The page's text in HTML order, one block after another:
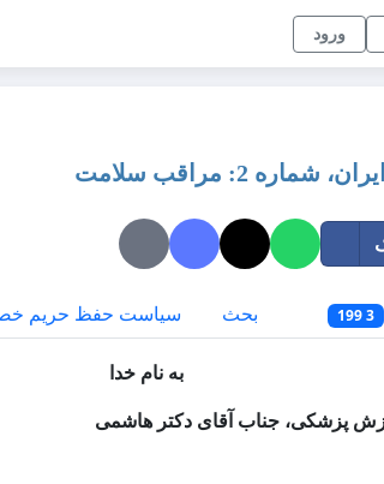
ورود
2: مراقب سلامت
3 199 بحث سیاست حفظ حریم
به نام خدا
پزشکی، جناب آقای دکتر هاشمی